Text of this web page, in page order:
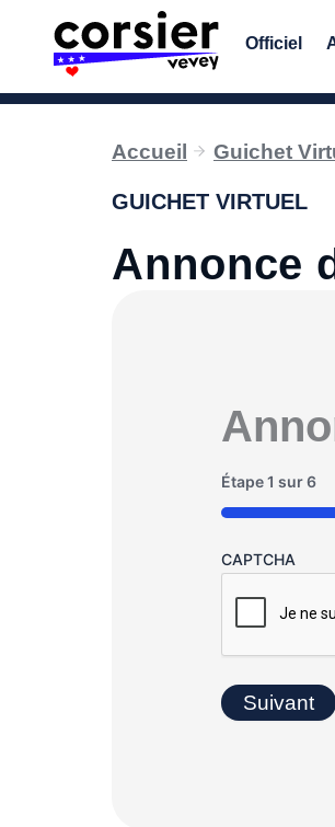
contenu
Officiel
Accueil Guichet
GUICHET VIRTUEL
Annonce
Étape1 sur6
16%
CAPTCHA